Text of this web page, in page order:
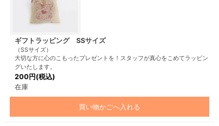
ギフトラッピング SSサイズ
（SSサイズ）
大切な方に心のこもったプレゼントを！スタッフが真心をこめてラッピン
グいたします。
200円(税込)
在庫
買い物かごへ入れる